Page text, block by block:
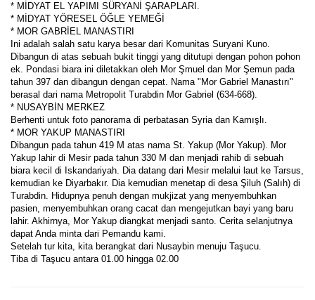
* MİDYAT EL YAPIMI SÜRYANİ ŞARAPLARI.
* MİDYAT YÖRESEL ÖĞLE YEMEĞİ
* MOR GABRİEL MANASTIRI
Ini adalah salah satu karya besar dari Komunitas Suryani Kuno.
Dibangun di atas sebuah bukit tinggi yang ditutupi dengan pohon pohon
ek. Pondasi biara ini diletakkan oleh Mor Şmuel dan Mor Şemun pada
tahun 397 dan dibangun dengan cepat. Nama "Mor Gabriel Manastırı"
berasal dari nama Metropolit Turabdin Mor Gabriel (634-668).
* NUSAYBİN MERKEZ
Berhenti untuk foto panorama di perbatasan Syria dan Kamışlı.
* MOR YAKUP MANASTIRI
Dibangun pada tahun 419 M atas nama St. Yakup (Mor Yakup). Mor
Yakup lahir di Mesir pada tahun 330 M dan menjadi rahib di sebuah
biara kecil di Iskandariyah. Dia datang dari Mesir melalui laut ke Tarsus,
kemudian ke Diyarbakır. Dia kemudian menetap di desa Şiluh (Salıh) di
Turabdin. Hidupnya penuh dengan mukjizat yang menyembuhkan
pasien, menyembuhkan orang cacat dan mengejutkan bayi yang baru
lahir. Akhirnya, Mor Yakup diangkat menjadi santo. Cerita selanjutnya
dapat Anda minta dari Pemandu kami.
Setelah tur kita, kita berangkat dari Nusaybin menuju Taşucu.
Tiba di Taşucu antara 01.00 hingga 02.00